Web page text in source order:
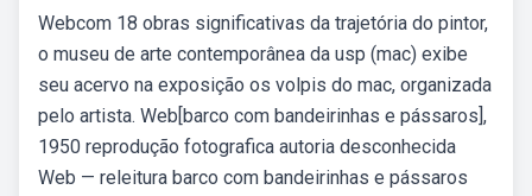
Webcom 18 obras significativas da trajetória do pintor,
o museu de arte contemporânea da usp (mac) exibe
seu acervo na exposição os volpis do mac, organizada
pelo artista. Web[barco com bandeirinhas e pássaros],
1950 reprodução fotografica autoria desconhecida
Web — releitura barco com bandeirinhas e pássaros